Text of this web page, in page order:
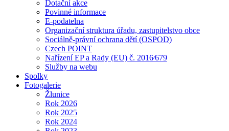
Dotační akce
Povinné informace
E-podatelna
Organizační struktura úřadu, zastupitelstvo obce
Sociálně-právní ochrana dětí (OSPOD)
Czech POINT
Nařízení EP a Rady (EU) č. 2016⁄679
Služby na webu
Spolky
Fotogalerie
Žlunice
Rok 2026
Rok 2025
Rok 2024